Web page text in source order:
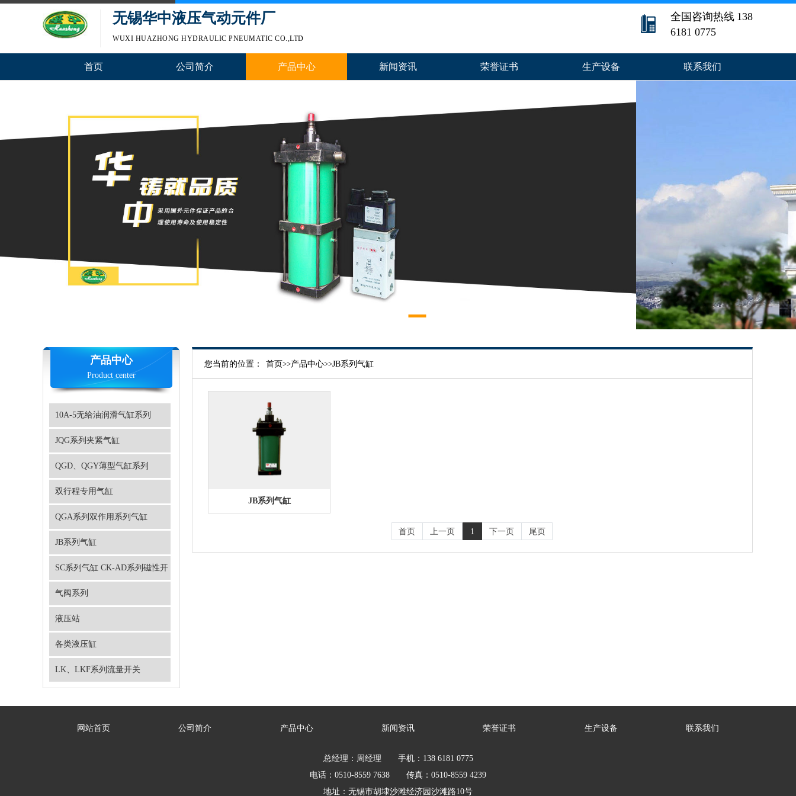
无锡华中液压气动元件厂
WUXI HUAZHONG HYDRAULIC PNEUMATIC CO.,LTD
全国咨询热线 138
6181 0775
首页 公司简介 产品中心 新闻资讯 荣誉证书 生产设备 联系我们
产品中心
Product center
10A-5无给油润滑气缸系列
JQG系列夹紧气缸
QGD、QGY薄型气缸系列
双行程专用气缸
QGA系列双作用系列气缸
JB系列气缸
SC系列气缸 CK-AD系列磁性开
关 磁环
气阀系列
液压站
各类液压缸
LK、LKF系列流量开关
您当前的位置： 首页>>产品中心>>JB系列气缸
JB系列气缸
首页 上一页 1 下一页 尾页
网站首页 公司简介 产品中心 新闻资讯 荣誉证书 生产设备 联系我们
总经理：周经理 手机：138 6181 0775
电话：0510-8559 7638 传真：0510-8559 4239
地址：无锡市胡埭沙滩经济园沙滩路10号